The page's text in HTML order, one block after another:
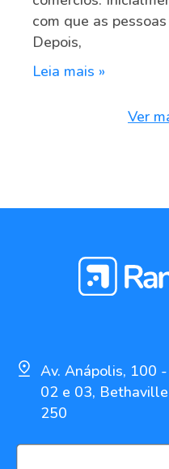
com que as
Depois,
Leia mais »
Ver
Av. Anápolis, 100
02 e 03,
250